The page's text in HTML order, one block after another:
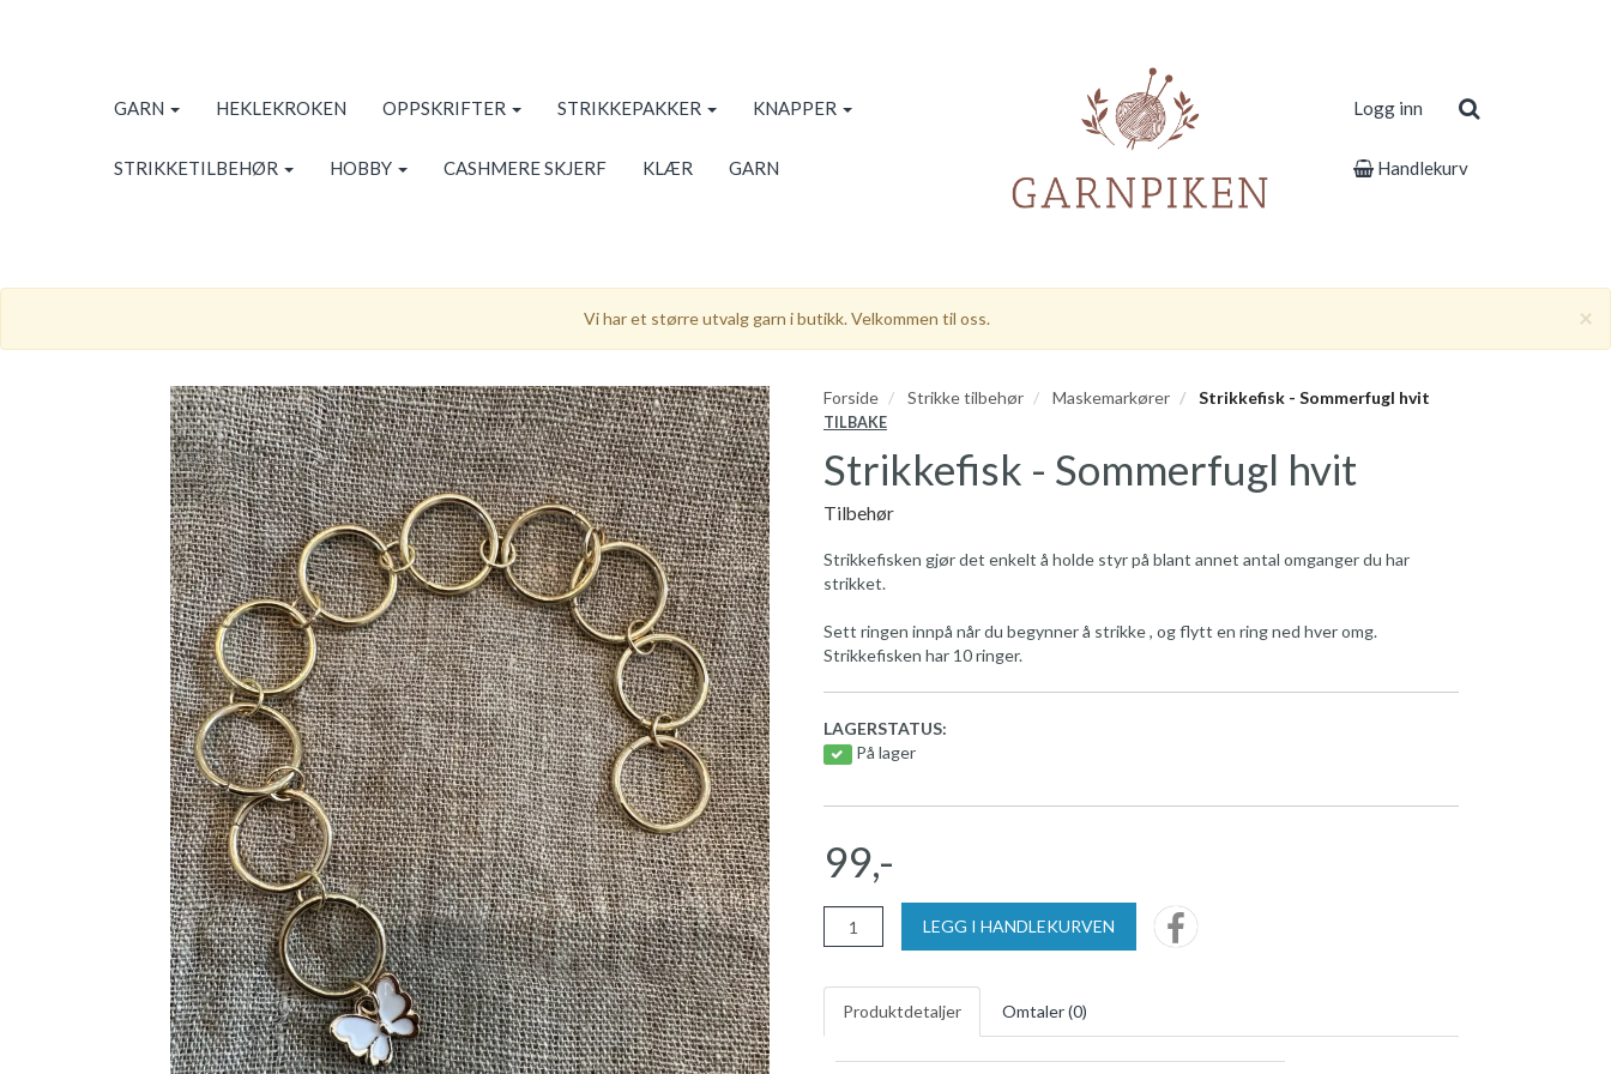
GARN HEKLEKROKEN OPPSKRIFTER STRIKKEPAKKER KNAPPER
STRIKKETILBEHØR HOBBY CASHMERE SKJERF KLÆR GARN
Logg inn
Handlekurv
×
Vi har et større utvalg garn i butikk. Velkommen til oss.
Forside Strikke tilbehør Maskemarkører Strikkefisk - Sommerfugl hvit
TILBAKE
Strikkefisk - Sommerfugl hvit
Tilbehør
Strikkefisken gjør det enkelt å holde styr på blant annet antal omganger du har
strikket.
Sett ringen innpå når du begynner å strikke , og flytt en ring ned hver omg.
Strikkefisken har 10 ringer.
LAGERSTATUS:
På lager
99,-
LEGG I HANDLEKURVEN
Produktdetaljer Omtaler (0)